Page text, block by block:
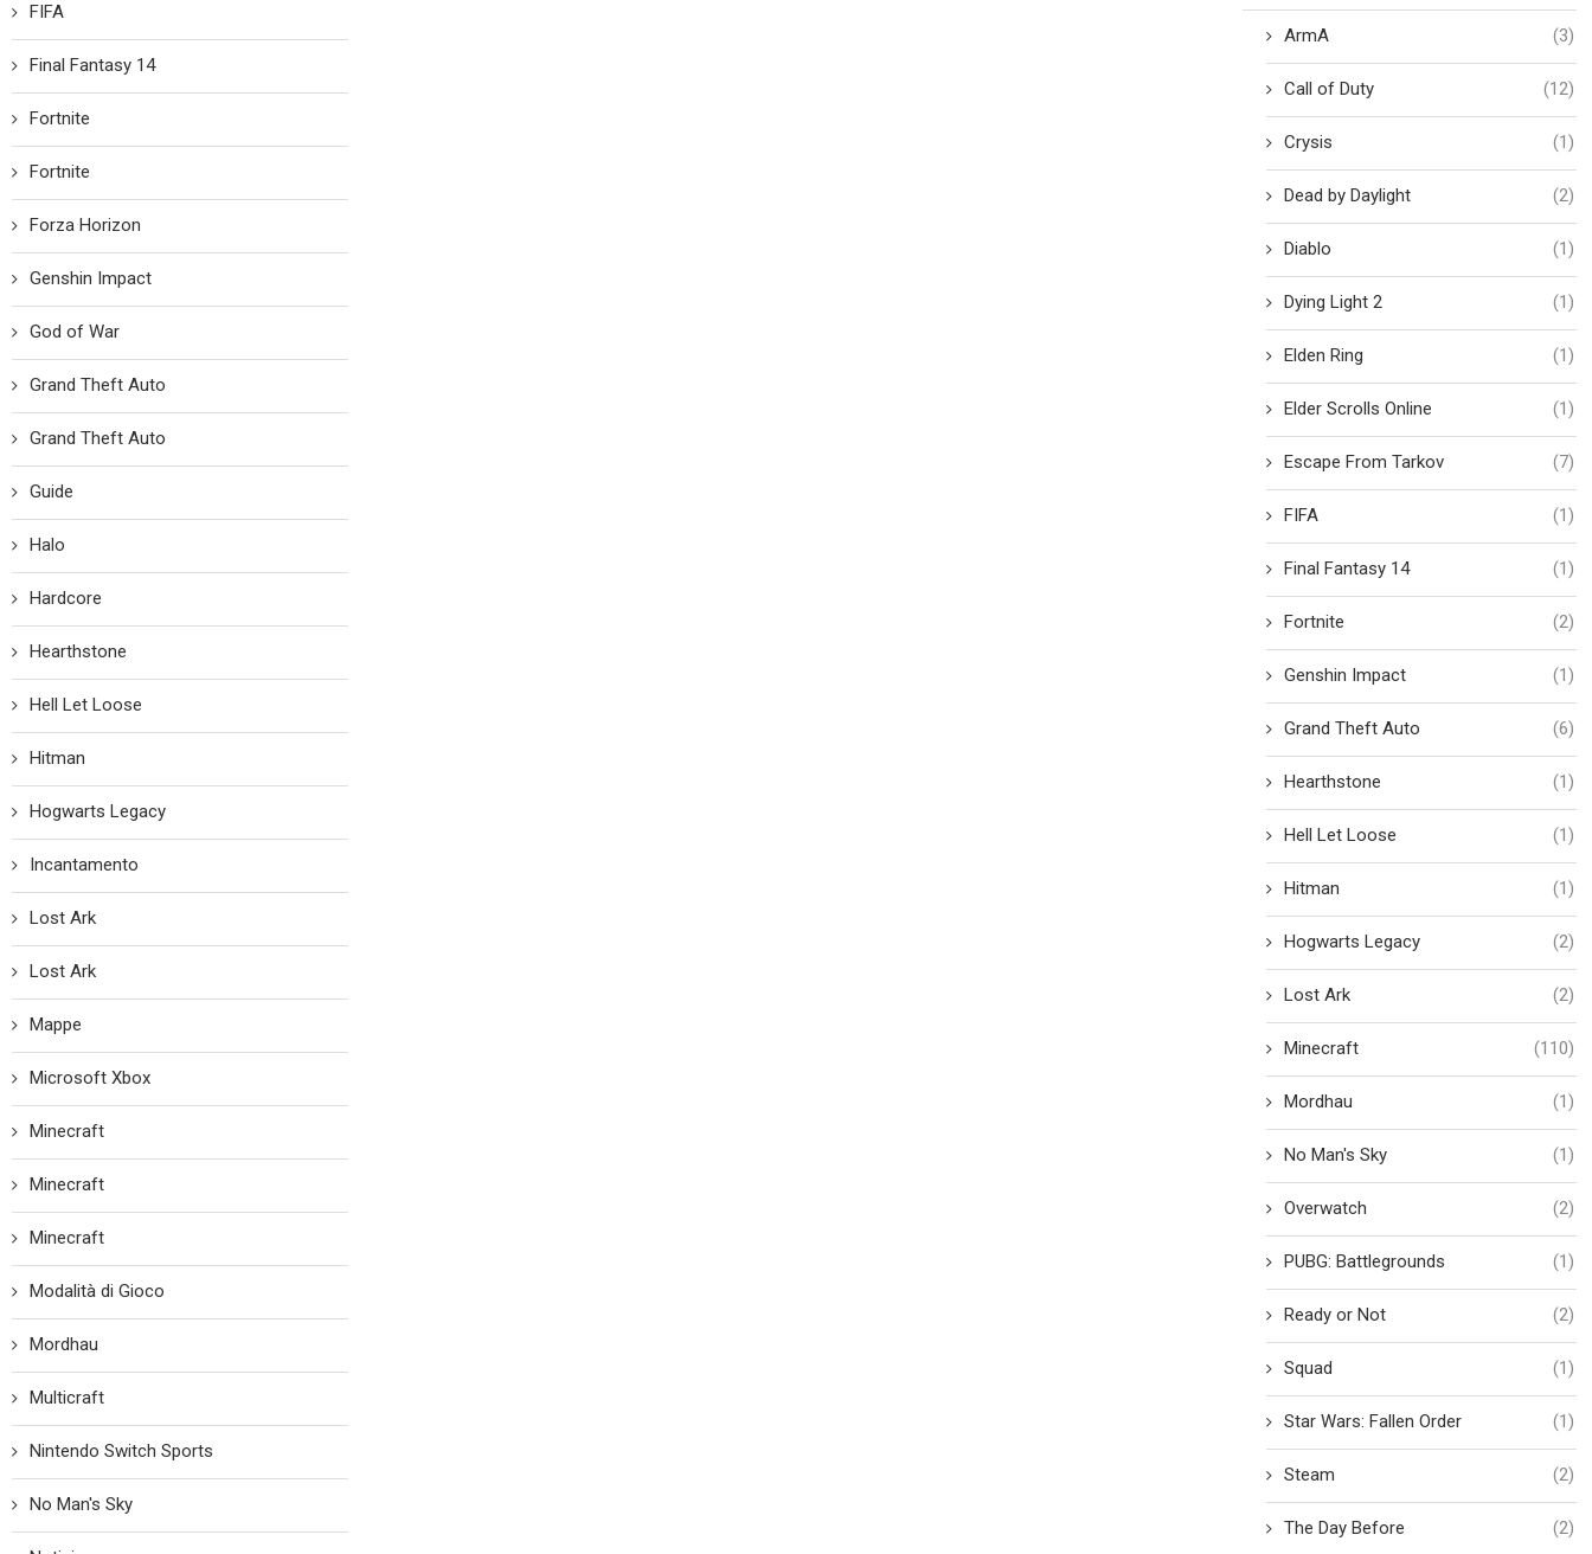
ArmA (3)
Call of Duty (12)
Crysis (1)
Dead by Daylight (2)
Diablo (1)
Dying Light 2 (1)
Elden Ring (1)
Elder Scrolls Online (1)
Escape From Tarkov (7)
FIFA (1)
Final Fantasy 14 (1)
Fortnite (2)
Genshin Impact (1)
Grand Theft Auto (6)
Hearthstone (1)
Hell Let Loose (1)
Hitman (1)
Hogwarts Legacy (2)
Lost Ark (2)
Minecraft (110)
Mordhau (1)
No Man's Sky (1)
Overwatch (2)
PUBG: Battlegrounds (1)
Ready or Not (2)
Squad (1)
Star Wars: Fallen Order (1)
Steam (2)
The Day Before (2)
FIFA
Final Fantasy 14
Fortnite
Fortnite
Forza Horizon
Genshin Impact
God of War
Grand Theft Auto
Grand Theft Auto
Guide
Halo
Hardcore
Hearthstone
Hell Let Loose
Hitman
Hogwarts Legacy
Incantamento
Lost Ark
Lost Ark
Mappe
Microsoft Xbox
Minecraft
Minecraft
Minecraft
Modalità di Gioco
Mordhau
Multicraft
Nintendo Switch Sports
No Man's Sky